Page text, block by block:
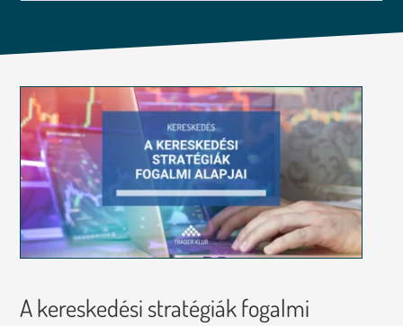
Robotok
Tőzsdeklub
Adósegéd
Előadások
Képzések
Robotok
Segítség és támogatás
A kereskedési stratégiák fogalmi